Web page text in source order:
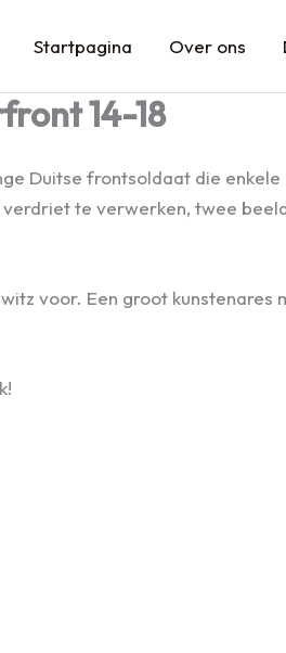
Startpagina Over ons
14-18
Duitse frontsoldaat die
te verwerken, twee
voor. Een groot